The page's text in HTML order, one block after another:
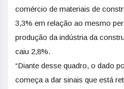
comércio de materiais de
3,3% em relação ao mesmo
produção da indústria da
caiu 2,8%.
“Diante desse quadro, o dado
começa a dar sinais que está